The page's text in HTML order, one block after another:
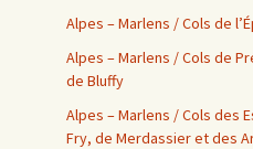
Alpes – Marlens / Cols de
Alpes – Marlens / Cols de
de Bluffy
Alpes – Marlens / Cols des
Fry, de Merdassier et des